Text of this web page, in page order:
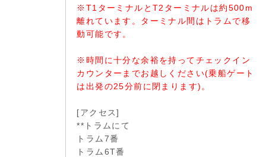
※T1ターミナルとT2ターミナルは約500m
離れています。ターミナル間はトラムで移
動可能です。
※時間に十分な余裕を持ってチェックイン
カウンターまでお越しください(乗船ゲート
は出発の25分前に閉まります)。
[アクセス]
**トラムにて
トラム7番
トラム6T番